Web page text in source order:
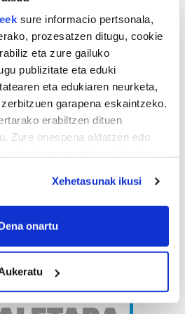
sure informacio pertsonala,
prozesatzen ditugu, cookie
eta zure gailuko
publizitate eta eduki
eta edukiaren neurketa,
garapena eskaintzeko.
erabiltzen dituen
Zure onespena aldatzen edo
like to:
about your geographical
by actively scanning it for
(fingerprinting)
your personal data is processed
Xehetasunak ikusi
onartu